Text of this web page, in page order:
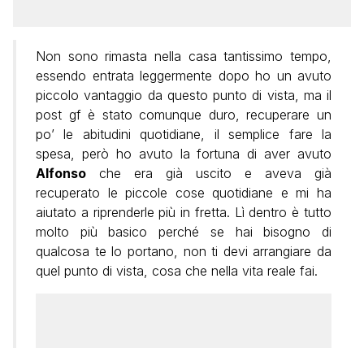
Non sono rimasta nella casa tantissimo tempo,
essendo entrata leggermente dopo ho un avuto
piccolo vantaggio da questo punto di vista, ma il
post gf è stato comunque duro, recuperare un
po’ le abitudini quotidiane, il semplice fare la
spesa, però ho avuto la fortuna di aver avuto
Alfonso che era già uscito e aveva già
recuperato le piccole cose quotidiane e mi ha
aiutato a riprenderle più in fretta. Lì dentro è tutto
molto più basico perché se hai bisogno di
qualcosa te lo portano, non ti devi arrangiare da
quel punto di vista, cosa che nella vita reale fai.